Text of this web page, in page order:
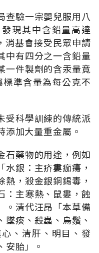
查驗一宗嬰兒服用八
現其中含鉛量高達
消基會接受民眾申請
中有四分之一含鉛量
一件製劑的含汞量竟
準含量為每公克不
受科學訓練的傳統派
加大量重金屬。
石藥物的用途，例如
銀：主疥婁痂瘍，
，殺金銀銅錫毒，
：主寒熱、鼠婁，蝕
。清代汪昂「本草備
痰、殺蟲、烏鬚、
、清肝、明目、發
安胎」。